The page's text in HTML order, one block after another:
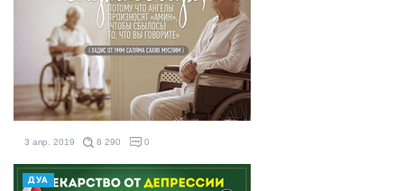
3 апр. 2019 8 290 0
ДУА